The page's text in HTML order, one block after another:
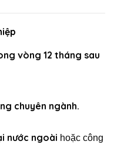
vòng 12 tháng sau
chuyên ngành.
nước ngoài hoặc công